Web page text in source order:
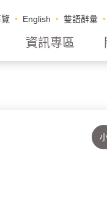
English 雙語辭彙
資訊專區